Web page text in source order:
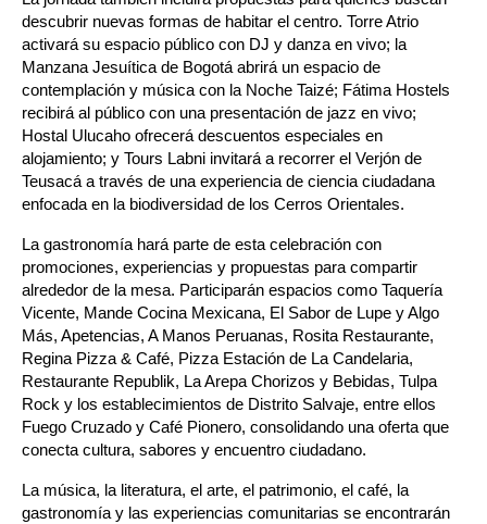
descubrir nuevas formas de habitar el centro. Torre Atrio
activará su espacio público con DJ y danza en vivo; la
Manzana Jesuítica de Bogotá abrirá un espacio de
contemplación y música con la Noche Taizé; Fátima Hostels
recibirá al público con una presentación de jazz en vivo;
Hostal Ulucaho ofrecerá descuentos especiales en
alojamiento; y Tours Labni invitará a recorrer el Verjón de
Teusacá a través de una experiencia de ciencia ciudadana
enfocada en la biodiversidad de los Cerros Orientales.
La gastronomía hará parte de esta celebración con
promociones, experiencias y propuestas para compartir
alrededor de la mesa. Participarán espacios como Taquería
Vicente, Mande Cocina Mexicana, El Sabor de Lupe y Algo
Más, Apetencias, A Manos Peruanas, Rosita Restaurante,
Regina Pizza & Café, Pizza Estación de La Candelaria,
Restaurante Republik, La Arepa Chorizos y Bebidas, Tulpa
Rock y los establecimientos de Distrito Salvaje, entre ellos
Fuego Cruzado y Café Pionero, consolidando una oferta que
conecta cultura, sabores y encuentro ciudadano.
La música, la literatura, el arte, el patrimonio, el café, la
gastronomía y las experiencias comunitarias se encontrarán